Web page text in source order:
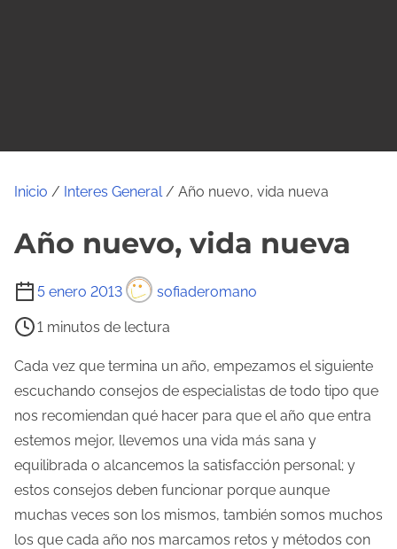
Inicio / Interes General/ Año nuevo, vida nueva
Año nuevo, vida nueva
5 enero 2013 sofiaderomano
T
e
m
p
o
d
e
l
e
c
1 minutos de lectura
Cada vez que termina un año, empezamos el siguiente
escuchando consejos de especialistas de todo tipo que
nos recomiendan qué hacer para que el año que entra
estemos mejor, llevemos una vida más sana y
equilibrada o alcancemos la satisfacción personal; y
estos consejos deben funcionar porque aunque
muchas veces son los mismos, también somos muchos
los que cada año nos marcamos retos y métodos con